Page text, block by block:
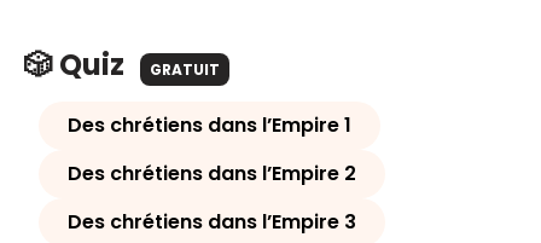
🎲 Quiz GRATUIT
Des chrétiens dans l’Empire 1
Des chrétiens dans l’Empire 2
Des chrétiens dans l’Empire 3